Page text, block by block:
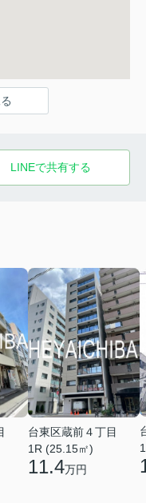
LINEで共有する
台東区蔵前４丁目
1R (25.15㎡)
11.4万円